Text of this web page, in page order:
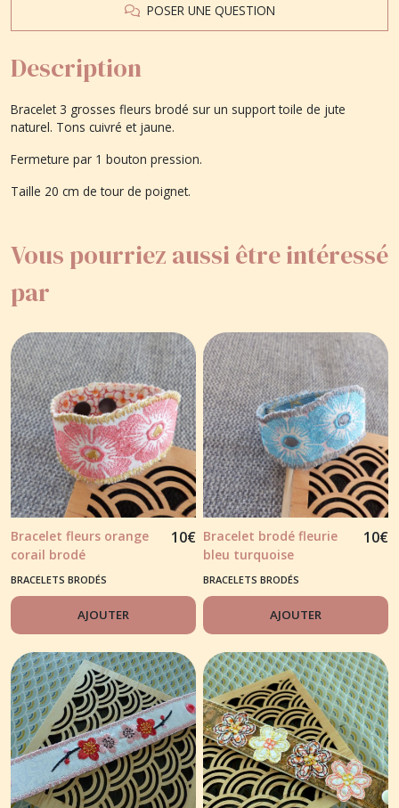
POSER UNE QUESTION
Description
Bracelet 3 grosses fleurs brodé sur un support toile de jute
naturel. Tons cuivré et jaune.
Fermeture par 1 bouton pression.
Taille 20 cm de tour de poignet.
Vous pourriez aussi être intéressé
par
Bracelet fleurs orange
corail brodé
10€
BRACELETS BRODÉS
AJOUTER
Bracelet brodé fleurie
bleu turquoise
10€
BRACELETS BRODÉS
AJOUTER